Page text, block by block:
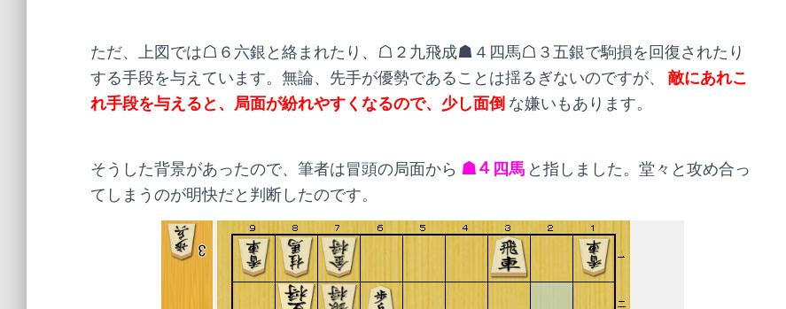
ただ、上図では☖６六銀と絡まれたり、☖２九飛成☗４四馬☖３五銀で駒損を回復されたり
する手段を与えています。無論、先手が優勢であることは揺るぎないのですが、
敵にあれこ
れ手段を与えると、局面が紛れやすくなるので、少し面倒 な嫌いもあります。
そうした背景があったので、筆者は冒頭の局面から ☗４四馬 と指しました。堂々と攻め合っ
てしまうのが明快だと判断したのです。